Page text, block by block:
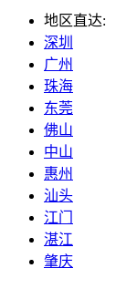
地区直达:
深圳
广州
珠海
东莞
佛山
中山
惠州
汕头
江门
湛江
肇庆